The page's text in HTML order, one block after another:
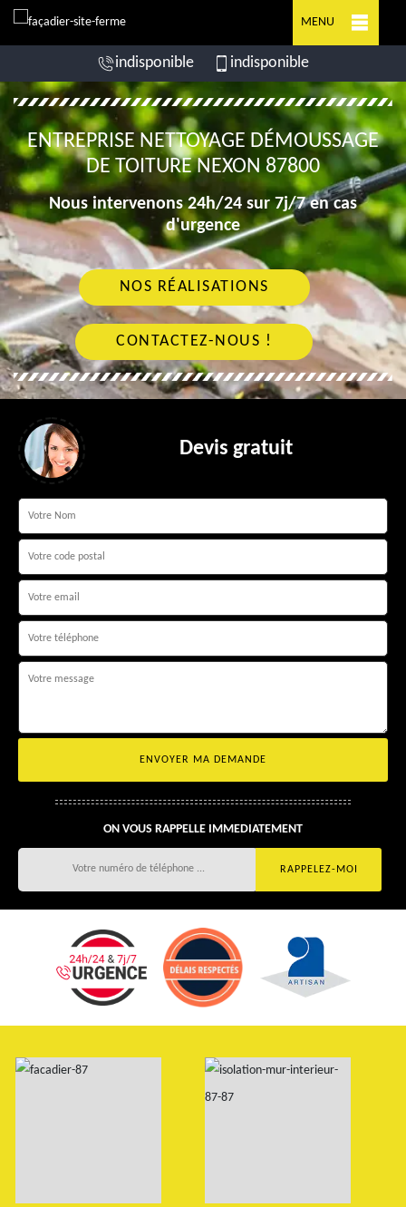
MENU
indisponible indisponible
ENTREPRISE NETTOYAGE DÉMOUSSAGE
DE TOITURE NEXON 87800
Nous intervenons 24h/24 sur 7j/7 en cas
d'urgence
NOS RÉALISATIONS
CONTACTEZ-NOUS !
Devis gratuit
ON VOUS RAPPELLE IMMEDIATEMENT